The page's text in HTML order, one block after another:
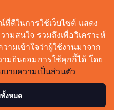
Innov
ที่ดีในการใช้เว็บไซต์ แสดง
มสนใจ รวมถึงเพื่อวิเคราะห์
ามเข้าใจว่าผู้ใช้งานมาจาก
มยินยอมการใช้คุกกี้ได้ โดย
บายความเป็นส่วนตัว
งหมด